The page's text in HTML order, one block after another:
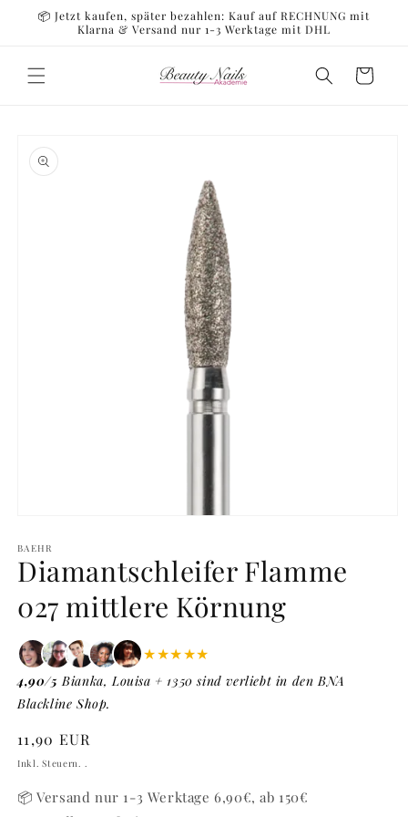
zum
📦 Jetzt kaufen, später bezahlen: Kauf auf RECHNUNG mit
Klarna & Versand nur 1-3 Werktage mit DHL
Warenkorb
in
Modal
öffnen
BAEHR
Diamantschleifer Flamme
027 mittlere Körnung
★★★★★
4,90/5 Bianka, Louisa + 1350 sind verliebt in den BNA
Blackline Shop.
Normaler
Preis
11,90 EUR
Inkl. Steuern. .
📦 Versand nur 1-3 Werktage 6,90€, ab 150€